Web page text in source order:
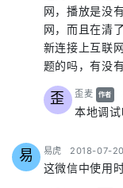
网，播放是没
网，而且在清
新连接上互联
题的吗，有没
歪 歪麦 says:
作者
本地调
易 易虎 says:
2018-07-20
这微信中使用